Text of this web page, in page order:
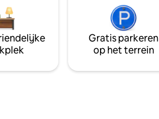
Gratis parkeren
op het terrein